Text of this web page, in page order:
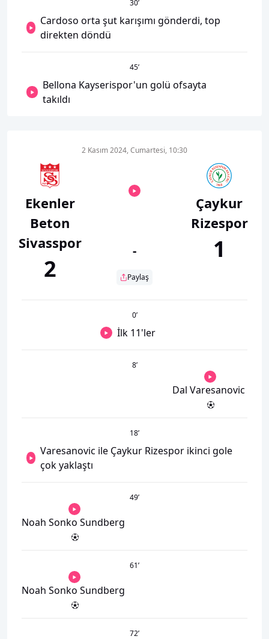
30’
Cardoso orta şut karışımı gönderdi, top
direkten döndü
45’
Bellona Kayserispor'un golü ofsayta
takıldı
Ekenler
Beton
Sivasspor
2
2 Kasım 2024, Cumartesi, 10:30
-
Paylaş
Çaykur
Rizespor
1
0’
İlk 11'ler
8’
Dal Varesanovic
18’
Varesanovic ile Çaykur Rizespor ikinci gole
çok yaklaştı
49’
Noah Sonko Sundberg
61’
Noah Sonko Sundberg
72’